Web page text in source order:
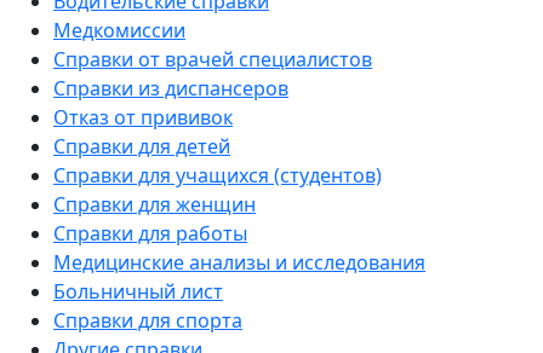
Медкомиссии
Справки от врачей специалистов
Справки из диспансеров
Отказ от прививок
Справки для детей
Справки для учащихся (студентов)
Справки для женщин
Справки для работы
Медицинские анализы и исследования
Больничный лист
Справки для спорта